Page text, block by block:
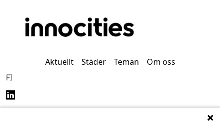
Aktuellt Städer Teman
Om oss
FI